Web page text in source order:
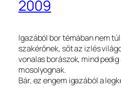
2009
Igazából bor témában nem
szakérőnek, sőt az izlés
vonalas borászok, mind
mosolyognak.
Bár, ez engem igazából a